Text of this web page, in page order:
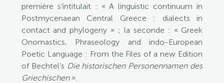
première s’intitulait : « A linguistic continuum in
Postmycenaean Central Greece : dialects in
contact and phylogeny » ; la seconde : « Greek
Onomastics, Phraseology and indo-European
Poetic Language : From the Files of a new Edition
of Bechtel’s Die historischen Personennamen des
Griechischen».